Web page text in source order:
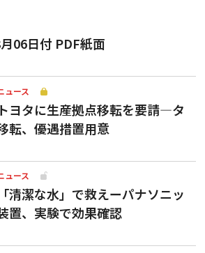
06日付 PDF紙面
ュース
ヨタに生産拠点移転を要請—タ
転、優遇措置用意
ュース
清潔な水」で救えーパナソニッ
置、実験で効果確認